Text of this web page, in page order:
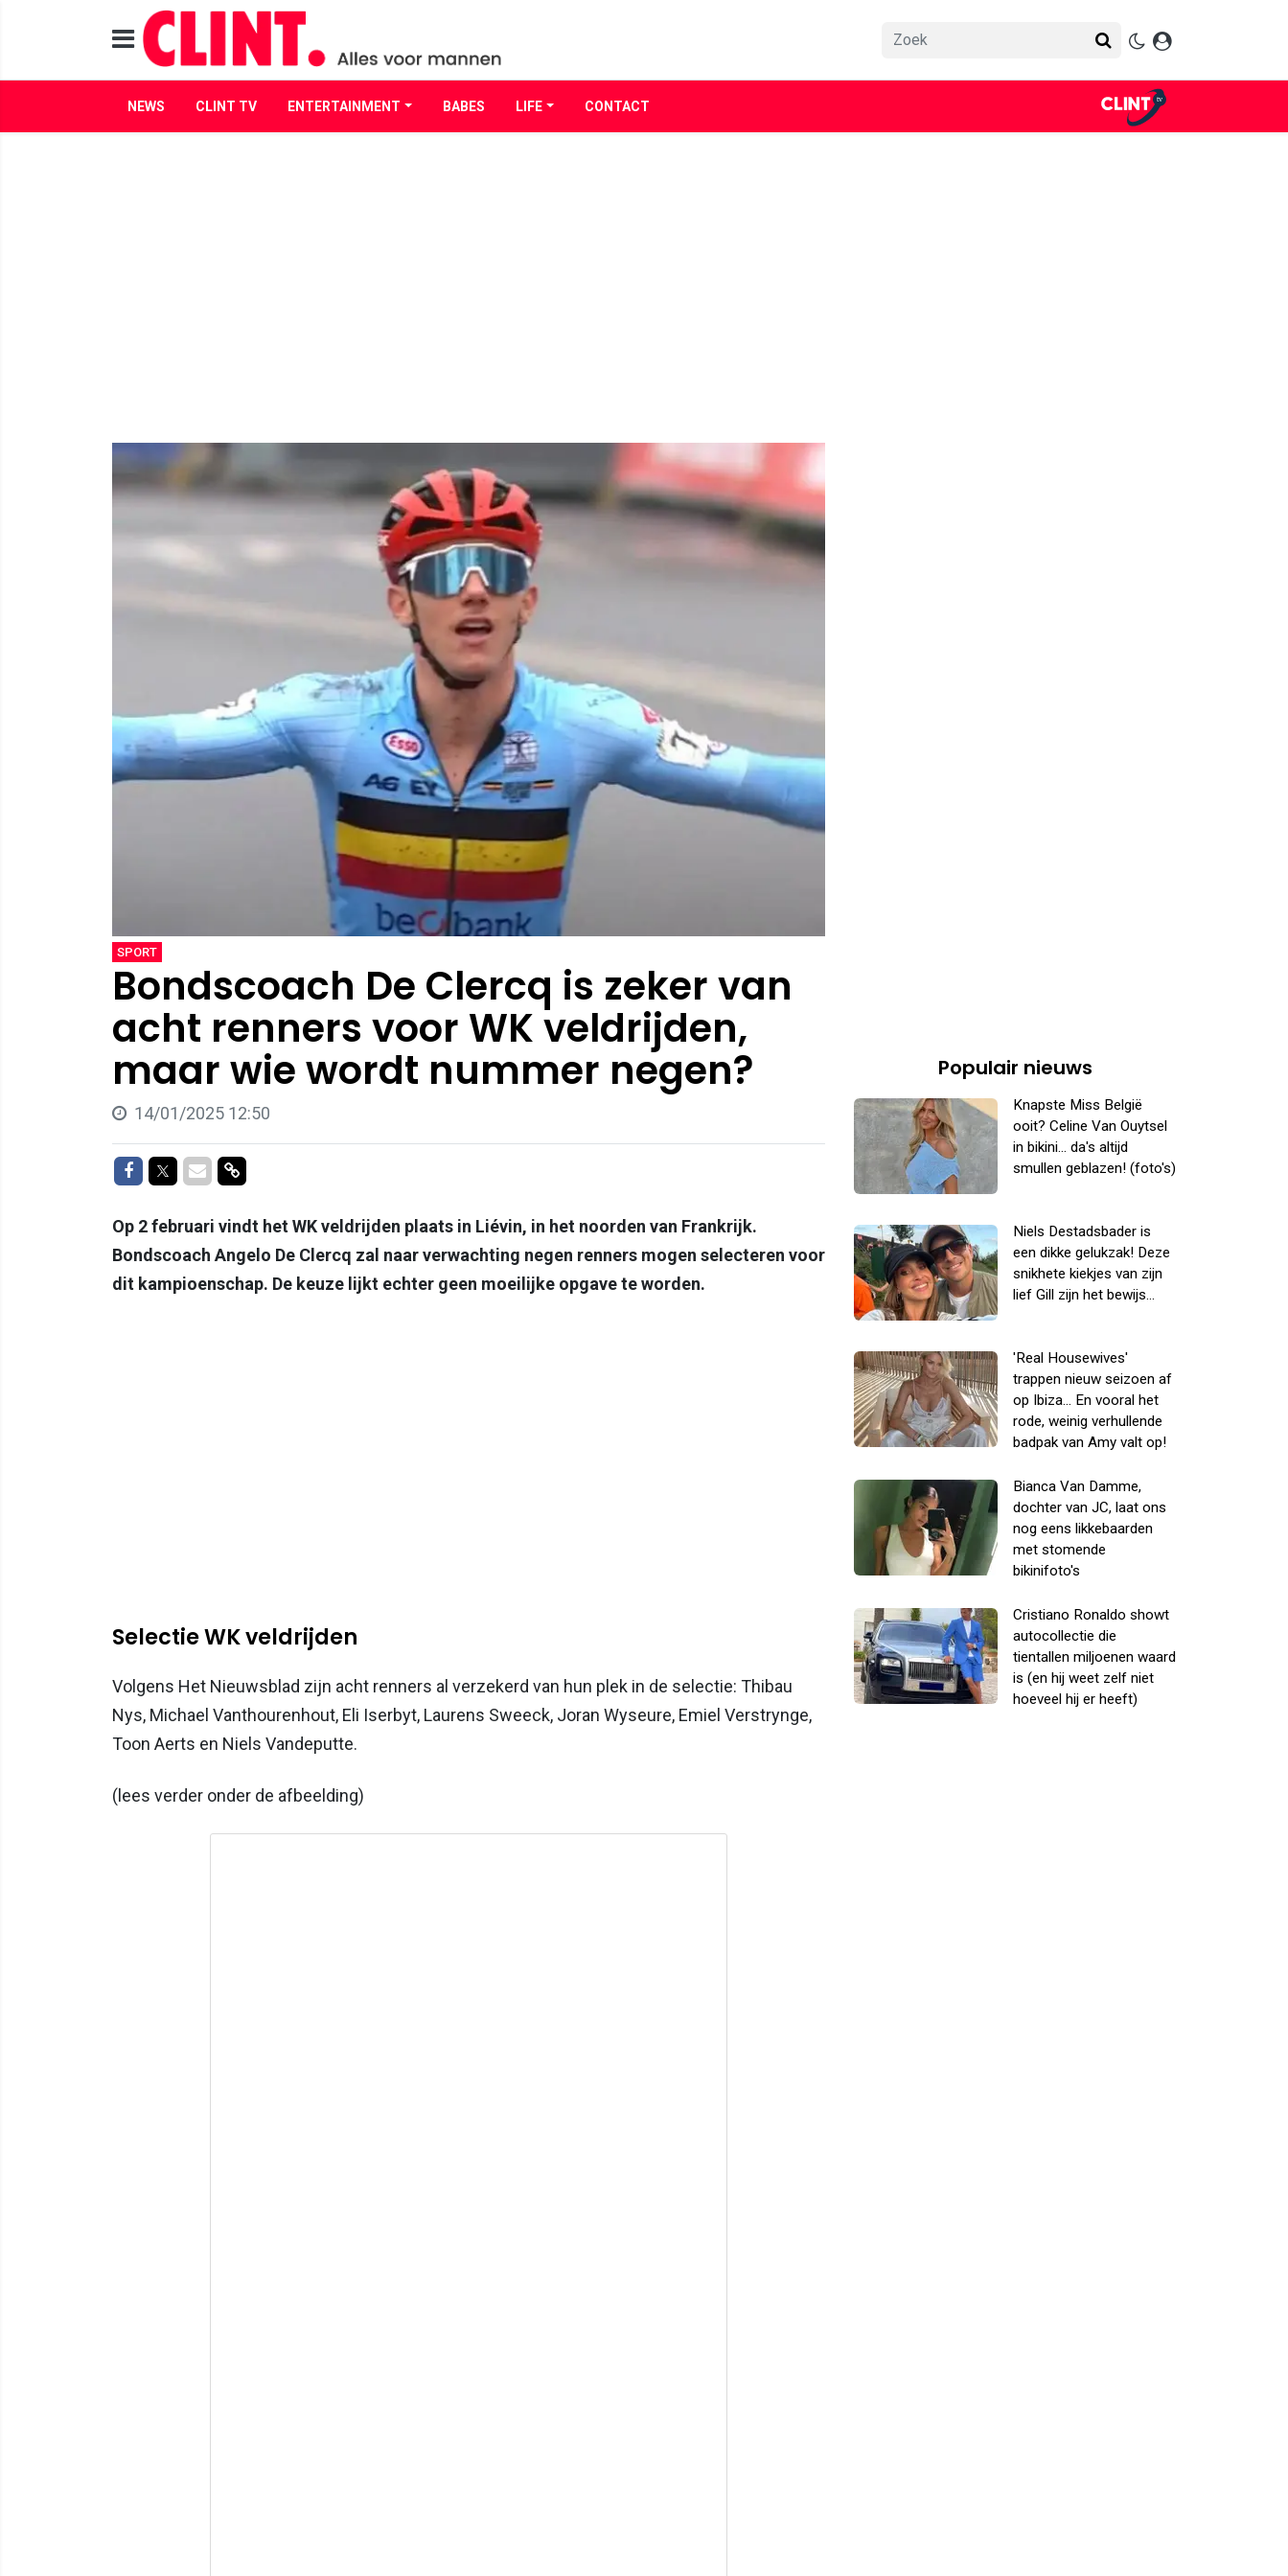
NEWS CLINT TV ENTERTAINMENT BABES LIFE CONTACT
SPORT
Bondscoach De Clercq is zeker van
acht renners voor WK veldrijden,
maar wie wordt nummer negen?
14/01/2025 12:50
Delen op Facebook
Delen op Twitter
Delen via Mail
Delen via link
Op 2 februari vindt het WK veldrijden plaats in Liévin, in het noorden van Frankrijk.
Bondscoach Angelo De Clercq zal naar verwachting negen renners mogen selecteren voor
dit kampioenschap. De keuze lijkt echter geen moeilijke opgave te worden.
Selectie WK veldrijden
Volgens Het Nieuwsblad zijn acht renners al verzekerd van hun plek in de selectie: Thibau
Nys, Michael Vanthourenhout, Eli Iserbyt, Laurens Sweeck, Joran Wyseure, Emiel Verstrynge,
Toon Aerts en Niels Vandeputte.
(lees verder onder de afbeelding)
Populair nieuws
Knapste Miss België
ooit? Celine Van Ouytsel
in bikini... da's altijd
smullen geblazen! (foto's)
Niels Destadsbader is
een dikke gelukzak! Deze
snikhete kiekjes van zijn
lief Gill zijn het bewijs...
'Real Housewives'
trappen nieuw seizoen af
op Ibiza... En vooral het
rode, weinig verhullende
badpak van Amy valt op!
Bianca Van Damme,
dochter van JC, laat ons
nog eens likkebaarden
met stomende
bikinifoto's
Cristiano Ronaldo showt
autocollectie die
tientallen miljoenen waard
is (en hij weet zelf niet
hoeveel hij er heeft)